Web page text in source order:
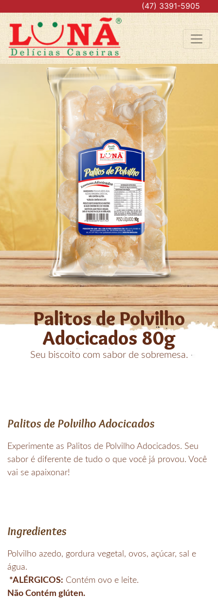
(47) 3391-5905
Palitos de Polvilho
Adocicados 80g
Seu biscoito com sabor de sobremesa.
Palitos de Polvilho Adocicados
Experimente as Palitos de Polvilho Adocicados. Seu
sabor é diferente de tudo o que você já provou. Você
vai se apaixonar!
Ingredientes
Polvilho azedo, gordura vegetal, ovos, açúcar, sal e
água.
*ALÉRGICOS: Contém ovo e leite.
Não Contém glúten.